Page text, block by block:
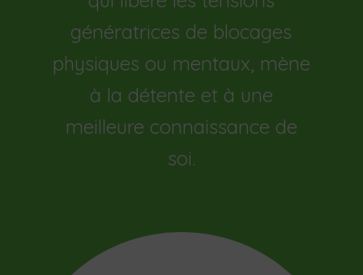
génératrices de blocages
physiques ou mentaux, mène
à la détente et à une
meilleure connaissance de
soi.